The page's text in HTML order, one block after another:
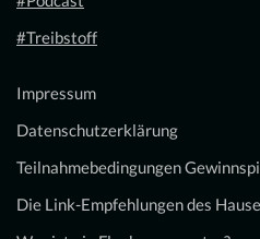
#Treibstoff
Impressum
Datenschutzerklärung
Teilnahmebedingungen
Die Link-Empfehlungen des